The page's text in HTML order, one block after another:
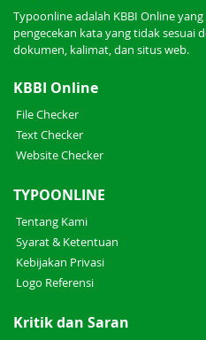
Typoonline adalah KBBI Online
pengecekan kata yang tidak sesuai
dokumen, kalimat, dan situs web.
KBBI Online
File Checker
Text Checker
Website Checker
TYPOONLINE
Tentang Kami
Syarat & Ketentuan
Kebijakan Privasi
Logo Referensi
Kritik dan Saran